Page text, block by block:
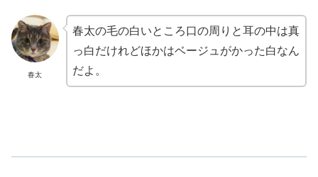
春太
春太の毛の白いところ口の周りと耳の中は真
っ白だけれどほかはベージュがかった白なん
だよ。